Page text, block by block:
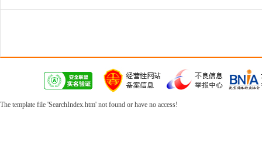
The template file 'SearchIndex.htm' not found or have no access!